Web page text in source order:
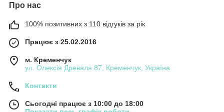
Про нас
100% позитивних з 110 відгуків за рік
Працює з 25.02.2016
м. Кременчук
ул. Олексія Древаля 87, Кременчук, Україна
Контакти
Сьогодні працює з 10:00 до 18:00